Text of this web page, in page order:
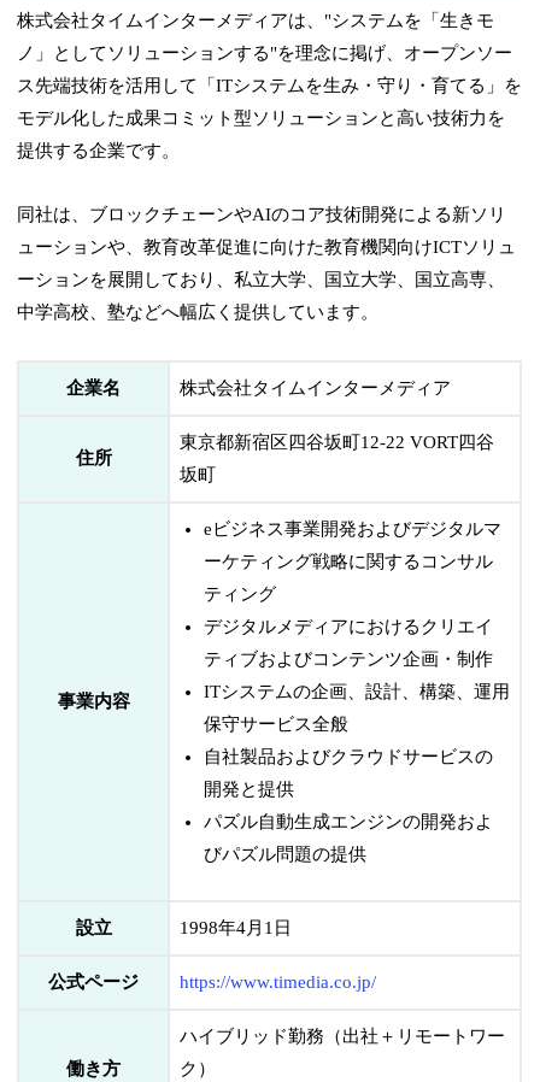
株式会社タイムインターメディアは、"システムを「生きモ
ノ」としてソリューションする"を理念に掲げ、オープンソー
ス先端技術を活用して「ITシステムを生み・守り・育てる」を
モデル化した成果コミット型ソリューションと高い技術力を
提供する企業です。
同社は、ブロックチェーンやAIのコア技術開発による新ソリ
ューションや、教育改革促進に向けた教育機関向けICTソリュ
ーションを展開しており、私立大学、国立大学、国立高専、
中学高校、塾などへ幅広く提供しています。
企業名 株式会社タイムインターメディア
住所
東京都新宿区四谷坂町12-22 VORT四谷
坂町
事業内容
eビジネス事業開発およびデジタルマ
ーケティング戦略に関するコンサル
ティング
デジタルメディアにおけるクリエイ
ティブおよびコンテンツ企画・制作
ITシステムの企画、設計、構築、運用
保守サービス全般
自社製品およびクラウドサービスの
開発と提供
パズル自動生成エンジンの開発およ
びパズル問題の提供
設立 1998年4月1日
公式ページ https://www.timedia.co.jp/
働き方
ハイブリッド勤務（出社＋リモートワー
ク）